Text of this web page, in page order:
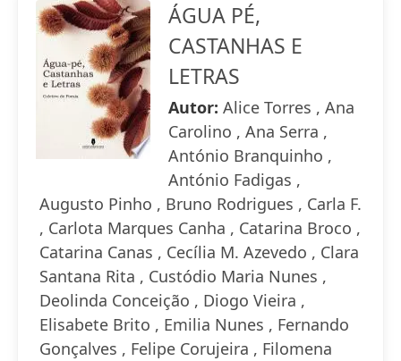
ÁGUA PÉ,
CASTANHAS E
LETRAS
Autor: Alice Torres , Ana
Carolino , Ana Serra ,
António Branquinho ,
António Fadigas ,
Augusto Pinho , Bruno Rodrigues , Carla F.
, Carlota Marques Canha , Catarina Broco ,
Catarina Canas , Cecília M. Azevedo , Clara
Santana Rita , Custódio Maria Nunes ,
Deolinda Conceição , Diogo Vieira ,
Elisabete Brito , Emilia Nunes , Fernando
Gonçalves , Felipe Corujeira , Filomena